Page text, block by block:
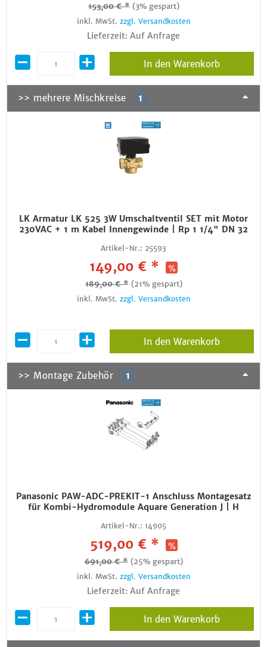
153,00 € * (3% gespart)
inkl. MwSt. zzgl. Versandkosten
Lieferzeit: Auf Anfrage
In den Warenkorb
>> mehrere Mischkreise 1
LK Armatur LK 525 3W Umschaltventil SET mit Motor
230VAC + 1 m Kabel Innengewinde | Rp 1 1/4" DN 32
Artikel-Nr.: 25593
149,00 € *
189,00 € * (21% gespart)
inkl. MwSt. zzgl. Versandkosten
In den Warenkorb
>> Montage Zubehör 1
Panasonic PAW-ADC-PREKIT-1 Anschluss Montagesatz
für Kombi-Hydromodule Aquare Generation J | H
Artikel-Nr.: 14905
519,00 € *
691,00 € * (25% gespart)
inkl. MwSt. zzgl. Versandkosten
Lieferzeit: Auf Anfrage
In den Warenkorb